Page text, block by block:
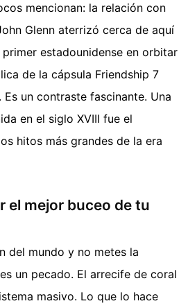
mencionan: la relación con
Glenn aterrizó cerca de aquí
estadounidense en orbitar
de la cápsula Friendship 7
un contraste fascinante. Una
en el siglo XVIII fue el
hitos más grandes de la era
el mejor buceo de tu
del mundo y no metes la
un pecado. El arrecife de coral
masivo. Lo que lo hace